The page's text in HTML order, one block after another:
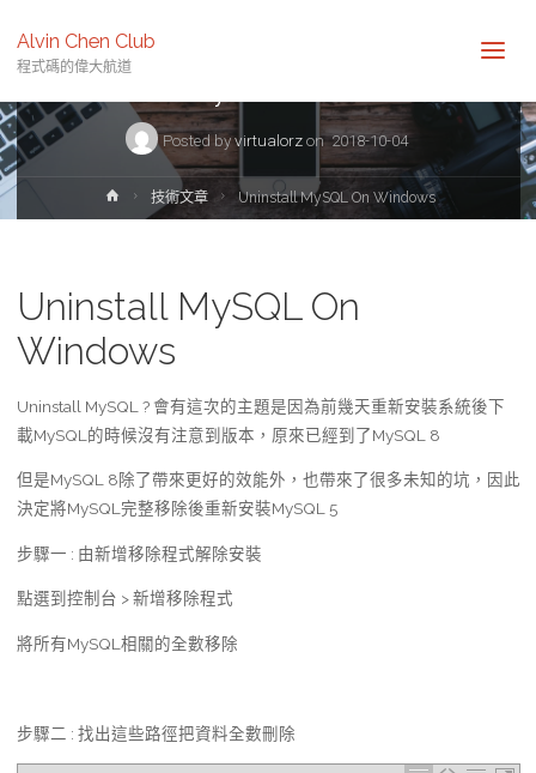
Alvin Chen Club
程式碼的偉大航道
Posted byvirtualorzon 2018-10-04
Home技術文章 Uninstall MySQL On Windows
Uninstall MySQL On
Windows
Uninstall MySQL ? 會有這次的主題是因為前幾天重新安裝系統後下
載MySQL的時候沒有注意到版本，原來已經到了MySQL 8
但是MySQL 8除了帶來更好的效能外，也帶來了很多未知的坑，因此
決定將MySQL完整移除後重新安裝MySQL 5
步驟一 : 由新增移除程式解除安裝
點選到控制台 > 新增移除程式
將所有MySQL相關的全數移除
步驟二 : 找出這些路徑把資料全數刪除